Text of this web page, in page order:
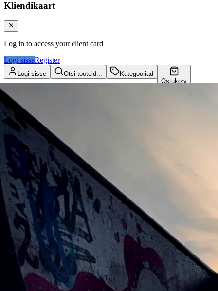
Kliendikaart
Log in to access your client card
Logi sisseRegister
Logi sisse Otsi tooteid...
Kategooriad
Ostukorv